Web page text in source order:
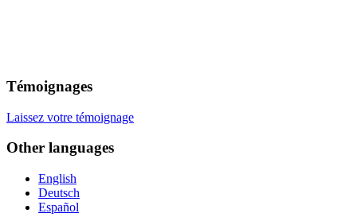
Témoignages
Laissez votre témoignage
Other languages
English
Deutsch
Español